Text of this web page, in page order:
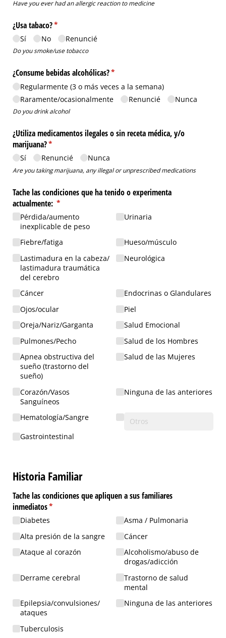
Have you ever had an allergic reaction to medicine
¿Usa tabaco?*
(necesario)
Sí No Renuncié
Do you smoke/use tobacco
¿Consume bebidas alcohólicas?*
(necesario)
Regularmente (3 o más veces a la semana)
Raramente/​ocasionalmente
Renuncié Nunca
Do you drink alcohol
¿Utiliza medicamentos ilegales o sin receta médica, y/​o
marijuana?*
(necesario)
Sí Renuncié Nunca
Are you taking marijuana, any illegal or unprescribed medications
Tache las condiciones que ha tenido o experimenta
actualmente: *
(necesario)
Pérdida/​aumento
inexplicable de peso
Fiebre/​fatiga
Lastimadura en la cabeza/​
lastimadura traumática
del cerebro
Cáncer
Ojos/​ocular
Oreja/​Nariz/​Garganta
Pulmones/​Pecho
Apnea obstructiva del
sueño (trastorno del
sueño)
Corazón/​Vasos
Sanguíneos
Hematología/​Sangre
Gastrointestinal
Urinaria
Hueso/​músculo
Neurológica
Endocrinas o Glandulares
Piel
Salud Emocional
Salud de los Hombres
Salud de las Mujeres
Ninguna de las anteriores
Historia Familiar
Tache las condiciones que apliquen a sus familiares
inmediatos*
(necesario)
Diabetes
Alta presión de la sangre
Ataque al corazón
Derrame cerebral
Epilepsia/​convulsiones/​
ataques
Tuberculosis
Asma /​ Pulmonaria
Cáncer
Alcoholismo/​abuso de
drogas/​adicción
Trastorno de salud
mental
Ninguna de las anteriores